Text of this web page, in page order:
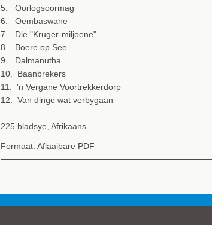
5. Oorlogsoormag
6. Oembaswane
7. Die "Kruger-miljoene"
8. Boere op See
9. Dalmanutha
10. Baanbrekers
11. 'n Vergane Voortrekkerdorp
12. Van dinge wat verbygaan
225 bladsye, Afrikaans
Formaat: Aflaaibare PDF